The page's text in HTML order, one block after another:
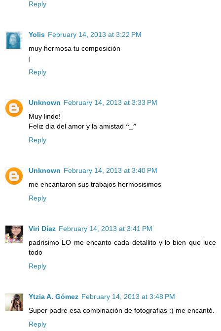
Reply
Yolis February 14, 2013 at 3:22 PM
muy hermosa tu composición
¡
Reply
Unknown February 14, 2013 at 3:33 PM
Muy lindo!
Feliz dia del amor y la amistad ^_^
Reply
Unknown February 14, 2013 at 3:40 PM
me encantaron sus trabajos hermosisimos
Reply
Viri Díaz February 14, 2013 at 3:41 PM
padrisimo LO me encanto cada detallito y lo bien que luce
todo
Reply
Ytzia A. Gómez February 14, 2013 at 3:48 PM
Super padre esa combinación de fotografias :) me encantó.
Reply